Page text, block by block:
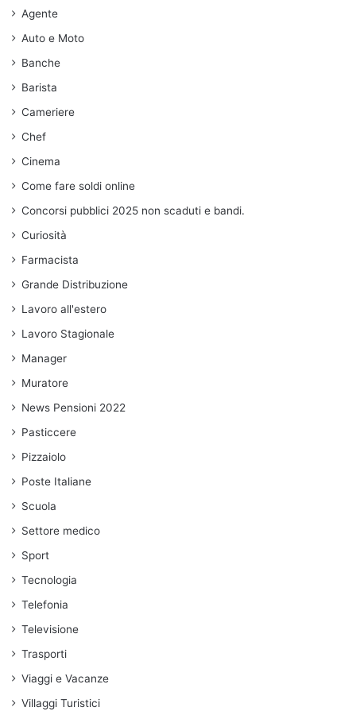
Agente
Auto e Moto
Banche
Barista
Cameriere
Chef
Cinema
Come fare soldi online
Concorsi pubblici 2025 non scaduti e bandi.
Curiosità
Farmacista
Grande Distribuzione
Lavoro all'estero
Lavoro Stagionale
Manager
Muratore
News Pensioni 2022
Pasticcere
Pizzaiolo
Poste Italiane
Scuola
Settore medico
Sport
Tecnologia
Telefonia
Televisione
Trasporti
Viaggi e Vacanze
Villaggi Turistici